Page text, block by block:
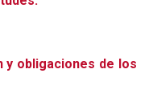
y obligaciones de los